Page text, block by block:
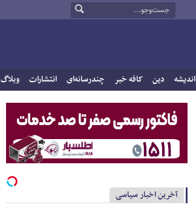
اندیشه دین کافه خبر چندرسانه‌ای انتشارات وبلاگ
آخرین اخبار سیاسی